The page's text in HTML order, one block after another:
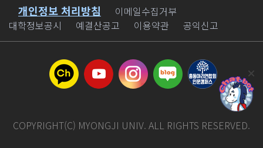
바로가기
개인정보 처리방침
이메일수집거부
대학정보공시
예결산공고 이용약관 공익신고
COPYRIGHT(C) MYONGJI UNIV. ALL RIGHTS RESERVED.